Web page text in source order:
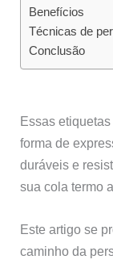
Benefícios
Técnicas de
Conclusão
Essas
forma de
duráveis e
sua cola termo
Este artigo se
caminho da